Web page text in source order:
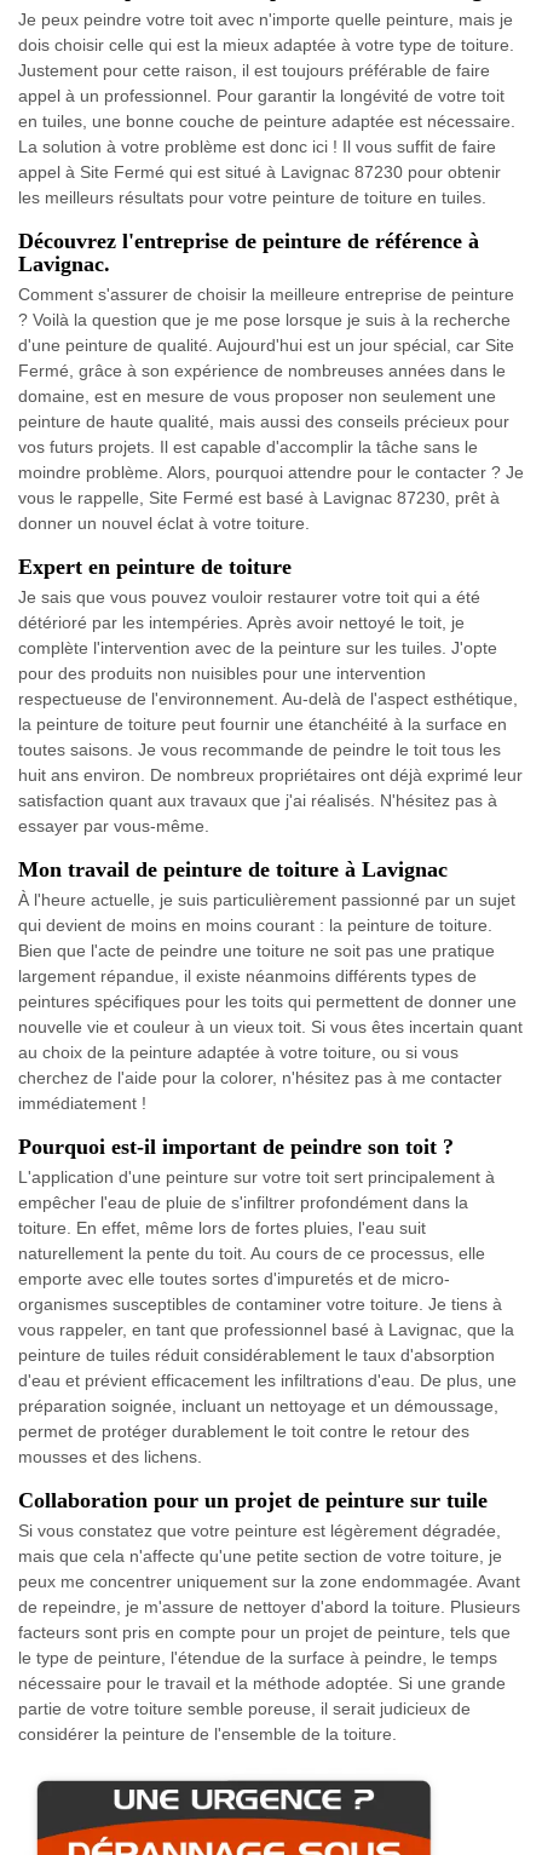
Je peux peindre votre toit avec n'importe quelle peinture, mais je
dois choisir celle qui est la mieux adaptée à votre type de toiture.
Justement pour cette raison, il est toujours préférable de faire
appel à un professionnel. Pour garantir la longévité de votre toit
en tuiles, une bonne couche de peinture adaptée est nécessaire.
La solution à votre problème est donc ici ! Il vous suffit de faire
appel à Site Fermé qui est situé à Lavignac 87230 pour obtenir
les meilleurs résultats pour votre peinture de toiture en tuiles.
Découvrez l'entreprise de peinture de référence à
Lavignac.
Comment s'assurer de choisir la meilleure entreprise de peinture
? Voilà la question que je me pose lorsque je suis à la recherche
d'une peinture de qualité. Aujourd'hui est un jour spécial, car Site
Fermé, grâce à son expérience de nombreuses années dans le
domaine, est en mesure de vous proposer non seulement une
peinture de haute qualité, mais aussi des conseils précieux pour
vos futurs projets. Il est capable d'accomplir la tâche sans le
moindre problème. Alors, pourquoi attendre pour le contacter ? Je
vous le rappelle, Site Fermé est basé à Lavignac 87230, prêt à
donner un nouvel éclat à votre toiture.
Expert en peinture de toiture
Je sais que vous pouvez vouloir restaurer votre toit qui a été
détérioré par les intempéries. Après avoir nettoyé le toit, je
complète l'intervention avec de la peinture sur les tuiles. J'opte
pour des produits non nuisibles pour une intervention
respectueuse de l'environnement. Au-delà de l'aspect esthétique,
la peinture de toiture peut fournir une étanchéité à la surface en
toutes saisons. Je vous recommande de peindre le toit tous les
huit ans environ. De nombreux propriétaires ont déjà exprimé leur
satisfaction quant aux travaux que j'ai réalisés. N'hésitez pas à
essayer par vous-même.
Mon travail de peinture de toiture à Lavignac
À l'heure actuelle, je suis particulièrement passionné par un sujet
qui devient de moins en moins courant : la peinture de toiture.
Bien que l'acte de peindre une toiture ne soit pas une pratique
largement répandue, il existe néanmoins différents types de
peintures spécifiques pour les toits qui permettent de donner une
nouvelle vie et couleur à un vieux toit. Si vous êtes incertain quant
au choix de la peinture adaptée à votre toiture, ou si vous
cherchez de l'aide pour la colorer, n'hésitez pas à me contacter
immédiatement !
Pourquoi est-il important de peindre son toit ?
L'application d'une peinture sur votre toit sert principalement à
empêcher l'eau de pluie de s'infiltrer profondément dans la
toiture. En effet, même lors de fortes pluies, l'eau suit
naturellement la pente du toit. Au cours de ce processus, elle
emporte avec elle toutes sortes d'impuretés et de micro-
organismes susceptibles de contaminer votre toiture. Je tiens à
vous rappeler, en tant que professionnel basé à Lavignac, que la
peinture de tuiles réduit considérablement le taux d'absorption
d'eau et prévient efficacement les infiltrations d'eau. De plus, une
préparation soignée, incluant un nettoyage et un démoussage,
permet de protéger durablement le toit contre le retour des
mousses et des lichens.
Collaboration pour un projet de peinture sur tuile
Si vous constatez que votre peinture est légèrement dégradée,
mais que cela n'affecte qu'une petite section de votre toiture, je
peux me concentrer uniquement sur la zone endommagée. Avant
de repeindre, je m'assure de nettoyer d'abord la toiture. Plusieurs
facteurs sont pris en compte pour un projet de peinture, tels que
le type de peinture, l'étendue de la surface à peindre, le temps
nécessaire pour le travail et la méthode adoptée. Si une grande
partie de votre toiture semble poreuse, il serait judicieux de
considérer la peinture de l'ensemble de la toiture.